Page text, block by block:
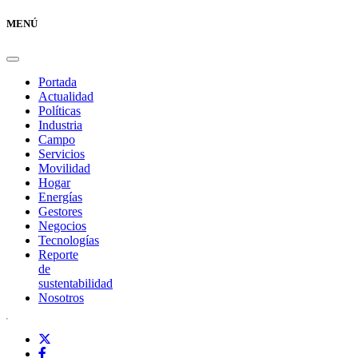
MENÚ
Portada
Actualidad
Políticas
Industria
Campo
Servicios
Movilidad
Hogar
Energías
Gestores
Negocios
Tecnologías
Reporte
de
sustentabilidad
Nosotros